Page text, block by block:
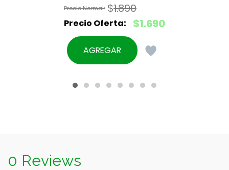
$1.890
El
precio
original
$1.690
El
precio
actual
$1.690.
AGREGAR
0 Reviews